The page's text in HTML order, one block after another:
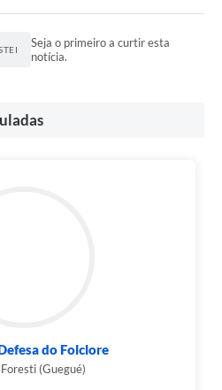
Seja o primeiro a curtir esta
notícia.
do Folclore
(Guegué)